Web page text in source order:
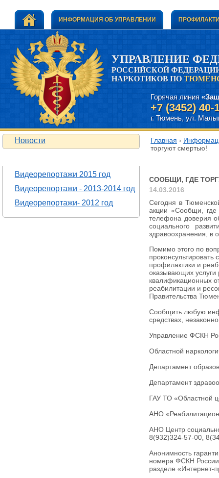
ИНФОРМАЦИЯ ОБ УПРАВЛЕНИИ
УПРАВЛЕНИЕ
РОССИЙСКОЙ
НАРКОТИКОВ ПО
Горячая линия
+7 (3452) 40-
г. Тюмень, ул.
Главная ›
торгуют смертью!
СООБЩИ, ГДЕ
14.03.2016
Сегодня в
акции «Сообщи,
телефона доверия
социального
здравоохранения, в
Помимо этого по
профилактики и
оказывающих
квалификационных
реабилитации и
Правительства
Сообщить любую
средствах,
Управление ФСКН
Областной
Департамент
Департамент
ГАУ ТО «Областной
АНО
АНО Центр
8(932)324-57-00,
Анонимность
номера ФСКН
разделе «Интернет-
Новости
Видеорепортажи 2015 год
Видеорепортажи - 2013-2014 год
Видеорепортажи- 2012 год